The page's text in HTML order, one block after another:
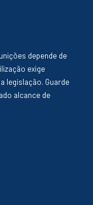
depende de
exige
legislação. Guarde
alcance de